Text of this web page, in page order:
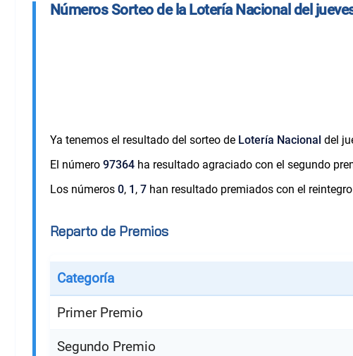
Números Sorteo de la Lotería Nacional del
Ya tenemos el resultado del sorteo de Lotería Nacional del
El número 97364ha resultado agraciado con el segundo
Los números 0, 1 , 7han resultado premiados con el
Reparto de Premios
Categoría
Primer Premio
Segundo Premio